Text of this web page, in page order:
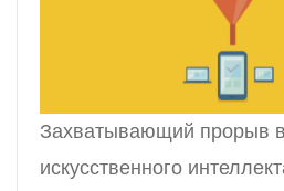
Захватывающий прорыв в
искусственного